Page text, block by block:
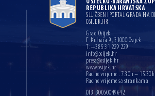
OSJEČKO-BARANJSKA
REPUBLIKA HRVATSKA
SLUŽBENI PORTAL GRADA NA
OSIJEK.HR
Grad Osijek
F. Kuhača 9, 31000 Osijek
T: +385 31 229 229
info@osijek.hr
press@osijek.hr
www.osijek.hr
Radno vrijeme : 7:30h – 15:30h
Radno vrijeme sa strankama
OIB: 30050049642